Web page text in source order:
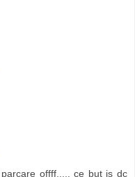
offff..... ce but is dc